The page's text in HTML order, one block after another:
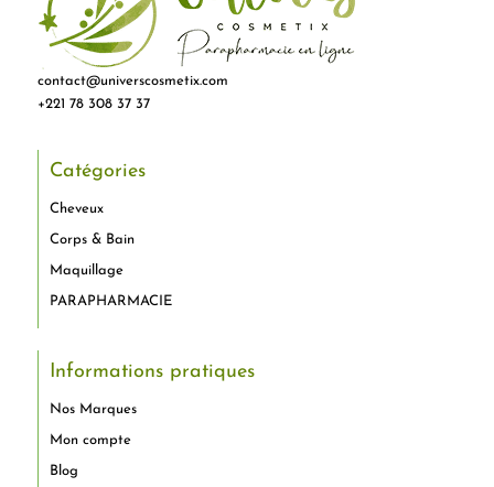
contact@universcosmetix.com
+221 78 308 37 37
Catégories
Cheveux
Corps & Bain
Maquillage
PARAPHARMACIE
Informations pratiques
Nos Marques
Mon compte
Blog